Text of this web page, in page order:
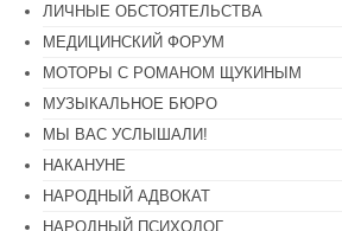
ЛИЧНЫЕ ОБСТОЯТЕЛЬСТВА
МЕДИЦИНСКИЙ ФОРУМ
МОТОРЫ С РОМАНОМ ЩУКИНЫМ
МУЗЫКАЛЬНОЕ БЮРО
МЫ ВАС УСЛЫШАЛИ!
НАКАНУНЕ
НАРОДНЫЙ АДВОКАТ
НАРОДНЫЙ ПСИХОЛОГ